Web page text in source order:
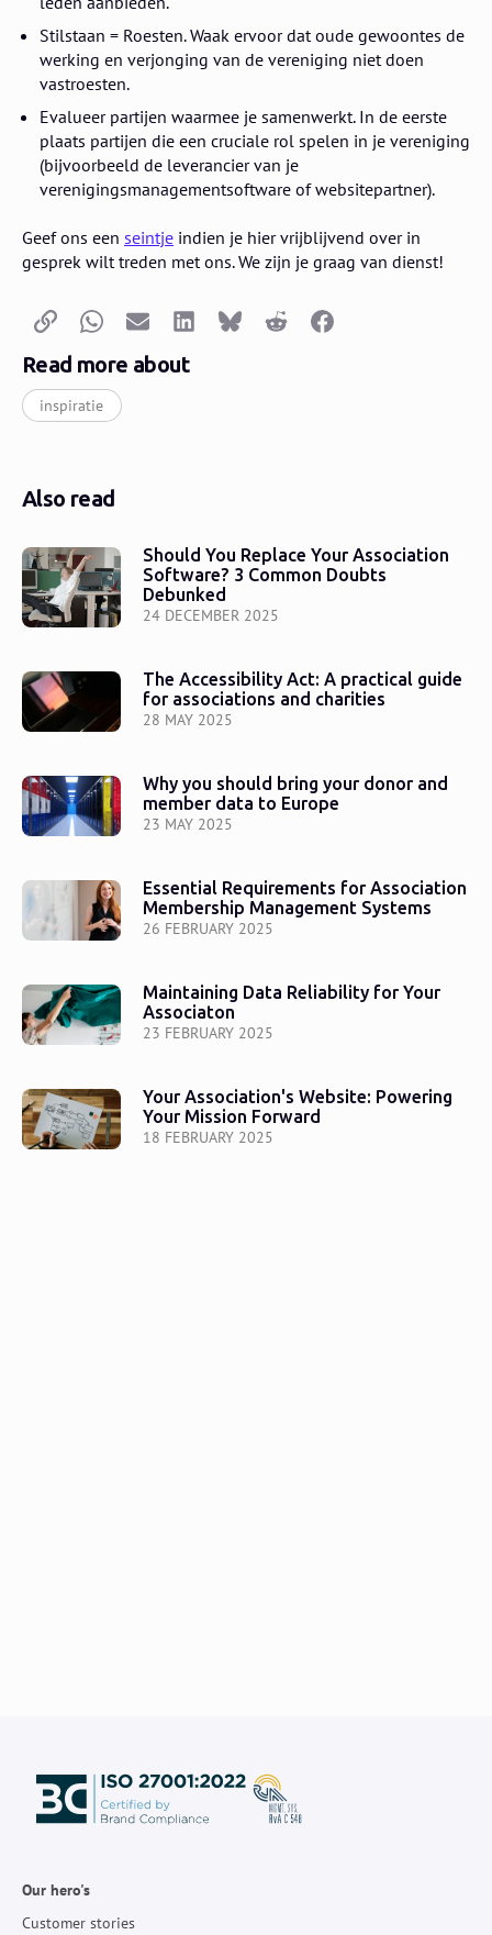
Stilstaan = Roesten. Waak ervoor dat oude gewoontes de
werking en verjonging van de vereniging niet doen
vastroesten.
Evalueer partijen waarmee je samenwerkt. In de eerste
plaats partijen die een cruciale rol spelen in je vereniging
(bijvoorbeeld de leverancier van je
verenigingsmanagementsoftware of websitepartner).
Geef ons een seintje indien je hier vrijblijvend over in
gesprek wilt treden met ons. We zijn je graag van dienst!
Copy linkWhatsappEmail LinkedInBlueskyReddit Facebook
Read more about
inspiratie
Also read
24 DECEMBER 2025
Should You Replace Your Association
Software? 3 Common Doubts
Debunked
28 MAY 2025
The Accessibility Act: A practical guide
for associations and charities
23 MAY 2025
Why you should bring your donor and
member data to Europe
26 FEBRUARY 2025
Essential Requirements for Association
Membership Management Systems
23 FEBRUARY 2025
Maintaining Data Reliability for Your
Associaton
18 FEBRUARY 2025
Your Association's Website: Powering
Your Mission Forward
Our hero's
Customer stories